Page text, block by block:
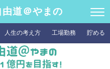
道＠やまの
人生の考え方 工場勤務 貯める